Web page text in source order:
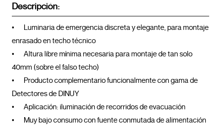
Descripción:
•	Luminaria de emergencia discreta y elegante, para montaje
enrasado en techo técnico
•	Altura libre mínima necesaria para montaje de tan solo
40mm (sobre el falso techo)
•	Producto complementario funcionalmente con gama de
Detectores de DINUY
•	Aplicación: iluminación de recorridos de evacuación
•	Muy bajo consumo con fuente conmutada de alimentación